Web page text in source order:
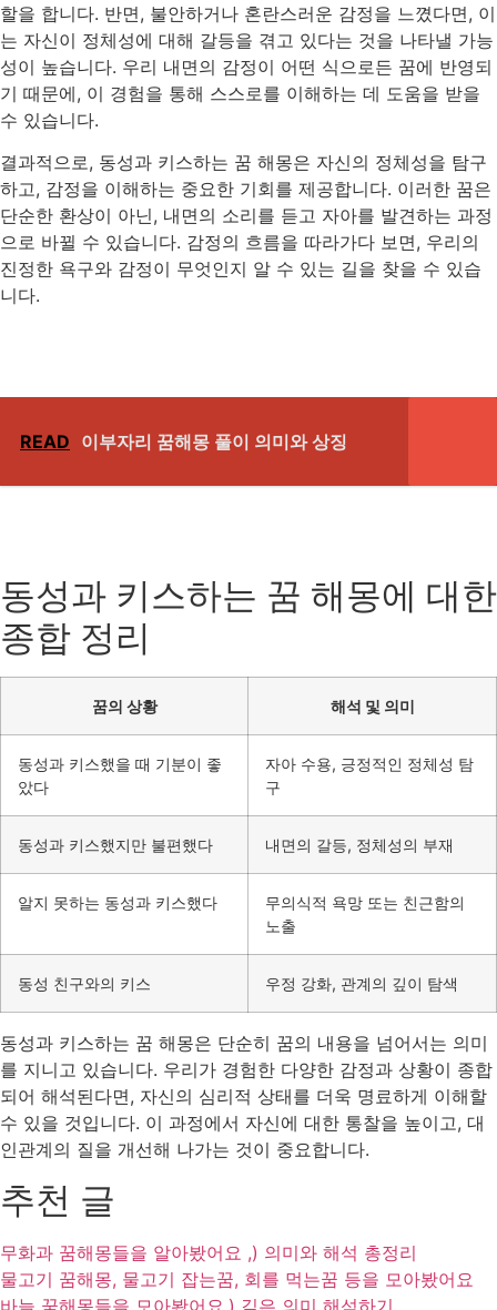
할을 합니다. 반면, 불안하거나 혼란스러운 감정을 느꼈다면, 이
는 자신이 정체성에 대해 갈등을 겪고 있다는 것을 나타낼 가능
성이 높습니다. 우리 내면의 감정이 어떤 식으로든 꿈에 반영되
기 때문에, 이 경험을 통해 스스로를 이해하는 데 도움을 받을
수 있습니다.
결과적으로, 동성과 키스하는 꿈 해몽은 자신의 정체성을 탐구
하고, 감정을 이해하는 중요한 기회를 제공합니다. 이러한 꿈은
단순한 환상이 아닌, 내면의 소리를 듣고 자아를 발견하는 과정
으로 바뀔 수 있습니다. 감정의 흐름을 따라가다 보면, 우리의
진정한 욕구와 감정이 무엇인지 알 수 있는 길을 찾을 수 있습
니다.
READ 이부자리 꿈해몽 풀이 의미와 상징
동성과 키스하는 꿈 해몽에 대한
종합 정리
꿈의 상황 해석 및 의미
동성과 키스했을 때 기분이 좋
았다
자아 수용, 긍정적인 정체성 탐
구
동성과 키스했지만 불편했다 내면의 갈등, 정체성의 부재
알지 못하는 동성과 키스했다
무의식적 욕망 또는 친근함의
노출
동성 친구와의 키스 우정 강화, 관계의 깊이 탐색
동성과 키스하는 꿈 해몽은 단순히 꿈의 내용을 넘어서는 의미
를 지니고 있습니다. 우리가 경험한 다양한 감정과 상황이 종합
되어 해석된다면, 자신의 심리적 상태를 더욱 명료하게 이해할
수 있을 것입니다. 이 과정에서 자신에 대한 통찰을 높이고, 대
인관계의 질을 개선해 나가는 것이 중요합니다.
추천 글
무화과 꿈해몽들을 알아봤어요 ,) 의미와 해석 총정리
물고기 꿈해몽, 물고기 잡는꿈, 회를 먹는꿈 등을 모아봤어요
바늘 꿈해몽들을 모아봤어요,) 깊은 의미 해석하기